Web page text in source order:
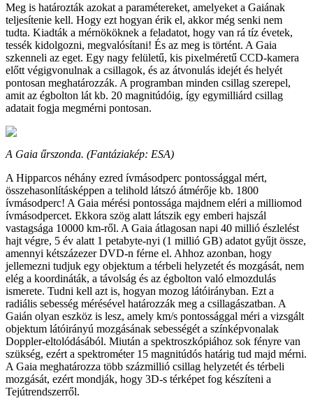
Meg is határozták azokat a paramétereket, amelyeket a Gaiának
teljesítenie kell. Hogy ezt hogyan érik el, akkor még senki nem
tudta. Kiadták a mérnököknek a feladatot, hogy van rá tíz évetek,
tessék kidolgozni, megvalósítani! És az meg is történt. A Gaia
szkenneli az eget. Egy nagy felületű, kis pixelméretű CCD-kamera
előtt végigvonulnak a csillagok, és az átvonulás idejét és helyét
pontosan meghatározzák. A programban minden csillag szerepel,
amit az égbolton lát kb. 20 magnitúdóig, így egymilliárd csillag
adatait fogja megmérni pontosan.
A Gaia űrszonda. (Fantáziakép: ESA)
A Hipparcos néhány ezred ívmásodperc pontossággal mért,
összehasonlításképpen a telihold látszó átmérője kb. 1800
ívmásodperc! A Gaia mérési pontossága majdnem eléri a milliomod
ívmásodpercet. Ekkora szög alatt látszik egy emberi hajszál
vastagsága 10000 km-ről. A Gaia átlagosan napi 40 millió észlelést
hajt végre, 5 év alatt 1 petabyte-nyi (1 millió GB) adatot gyűjt össze,
amennyi kétszázezer DVD-n férne el. Ahhoz azonban, hogy
jellemezni tudjuk egy objektum a térbeli helyzetét és mozgását, nem
elég a koordináták, a távolság és az égbolton való elmozdulás
ismerete. Tudni kell azt is, hogyan mozog látóirányban. Ezt a
radiális sebesség mérésével határozzák meg a csillagászatban. A
Gaián olyan eszköz is lesz, amely km/s pontossággal méri a vizsgált
objektum látóirányú mozgásának sebességét a színképvonalak
Doppler-eltolódásából. Miután a spektroszkópiához sok fényre van
szükség, ezért a spektrométer 15 magnitúdós határig tud majd mérni.
A Gaia meghatározza több százmillió csillag helyzetét és térbeli
mozgását, ezért mondják, hogy 3D-s térképet fog készíteni a
Tejútrendszerről.